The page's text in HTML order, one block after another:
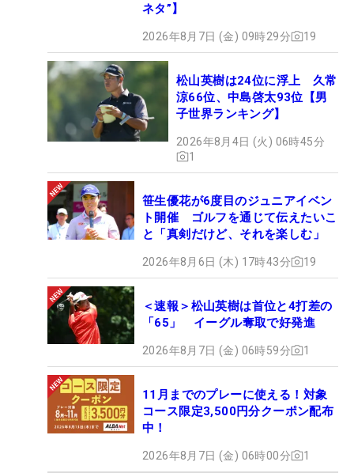
ネタ”】
2026年8月7日 (金) 09時29分 19
松山英樹は24位に浮上 久常
涼66位、中島啓太93位【男
子世界ランキング】
2026年8月4日 (火) 06時45分
1
笹生優花が6度目のジュニアイベン
ト開催 ゴルフを通じて伝えたいこ
と「真剣だけど、それを楽しむ」
2026年8月6日 (木) 17時43分 19
＜速報＞松山英樹は首位と4打差の
「65」 イーグル奪取で好発進
2026年8月7日 (金) 06時59分 1
11月までのプレーに使える！対象
コース限定3,500円分クーポン配布
中！
2026年8月7日 (金) 06時00分 1